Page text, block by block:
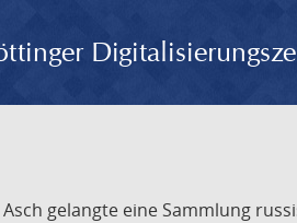
gelangte eine Sammlung